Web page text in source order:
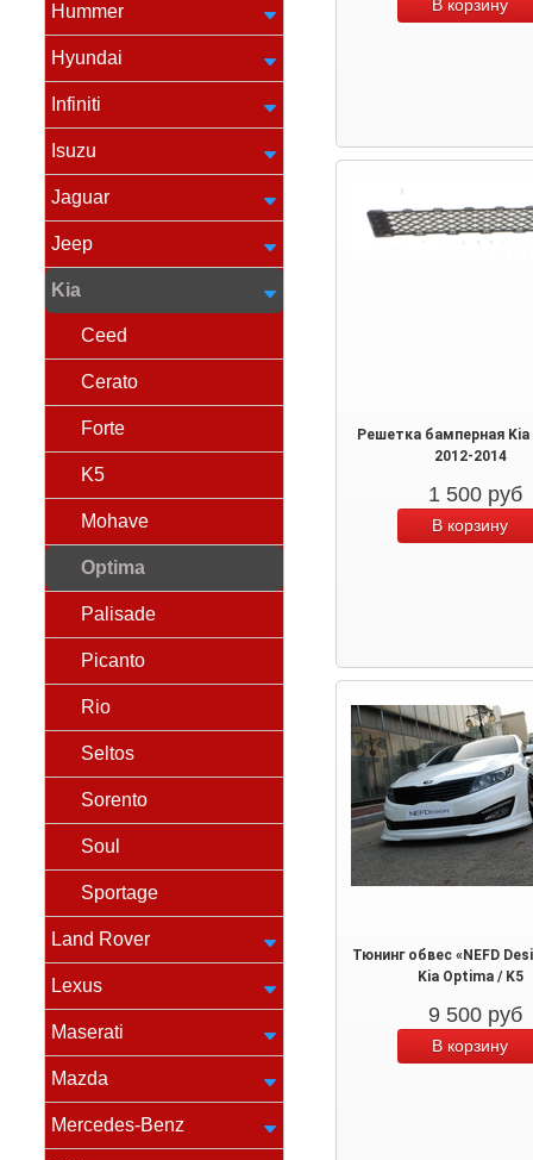
Hummer
Hyundai
Infiniti
Isuzu
Jaguar
Jeep
Kia
Ceed
Cerato
Forte
K5
Mohave
Optima
Palisade
Picanto
Rio
Seltos
Sorento
Soul
Sportage
Land Rover
Lexus
Maserati
Mazda
Mercedes-Benz
Решетка бамперная Kia
2012-2014
1 500 руб
Тюнинг обвес «NEFD
Kia Optima / K5
9 500 руб